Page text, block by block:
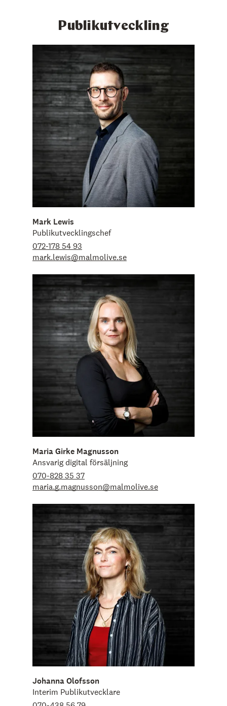
Publikutveckling
Mark Lewis
Publikutvecklingschef
072-178 54 93
mark.lewis@malmolive.se
Maria Girke Magnusson
Ansvarig digital försäljning
070-828 35 37
maria.g.magnusson@malmolive.se
Johanna Olofsson
Interim Publikutvecklare